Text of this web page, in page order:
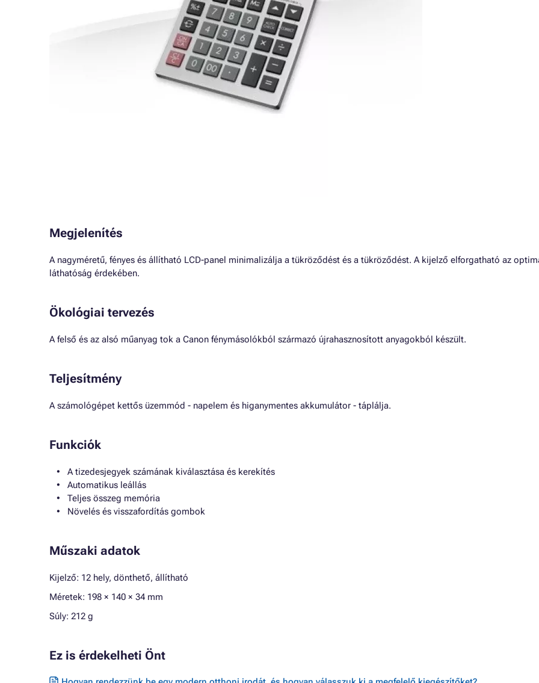
Megjelenítés
A nagyméretű, fényes és állítható LCD-panel minimalizálja a tükröződést és a tükröződést. A kijelző elforgatható az
láthatóság érdekében.
Ökológiai tervezés
A felső és az alsó műanyag tok a Canon fénymásolókból származó újrahasznosított anyagokból készült.
Teljesítmény
A számológépet kettős üzemmód - napelem és higanymentes akkumulátor - táplálja.
Funkciók
A tizedesjegyek számának kiválasztása és kerekítés
Automatikus leállás
Teljes összeg memória
Növelés és visszafordítás gombok
Műszaki adatok
Kijelző: 12 hely, dönthető, állítható
Méretek: 198 × 140 × 34 mm
Súly: 212 g
Ez is érdekelheti Önt